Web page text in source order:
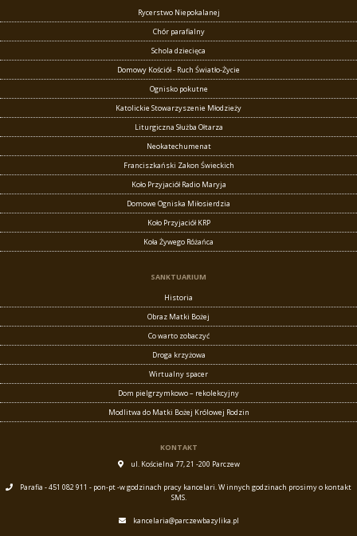
Rycerstwo Niepokalanej
Chór parafialny
Schola dziecięca
Domowy Kościół - Ruch Światło-Życie
Ognisko pokutne
Katolickie Stowarzyszenie Młodzieży
Liturgiczna Służba Ołtarza
Neokatechumenat
Franciszkański Zakon Świeckich
Koło Przyjaciół Radio Maryja
Domowe Ogniska Miłosierdzia
Koło Przyjaciół KRP
Koła Żywego Różańca
SANKTUARIUM
Historia
Obraz Matki Bożej
Co warto zobaczyć
Droga krzyżowa
Wirtualny spacer
Dom pielgrzymkowo – rekolekcyjny
Modlitwa do Matki Bożej Królowej Rodzin
KONTAKT
ul. Kościelna 77, 21 -200 Parczew
Parafia - 451 082 911 - pon-pt -w godzinach pracy kancelari. W innych godzinach prosimy o kontakt
SMS.
kancelaria@parczewbazylika.pl